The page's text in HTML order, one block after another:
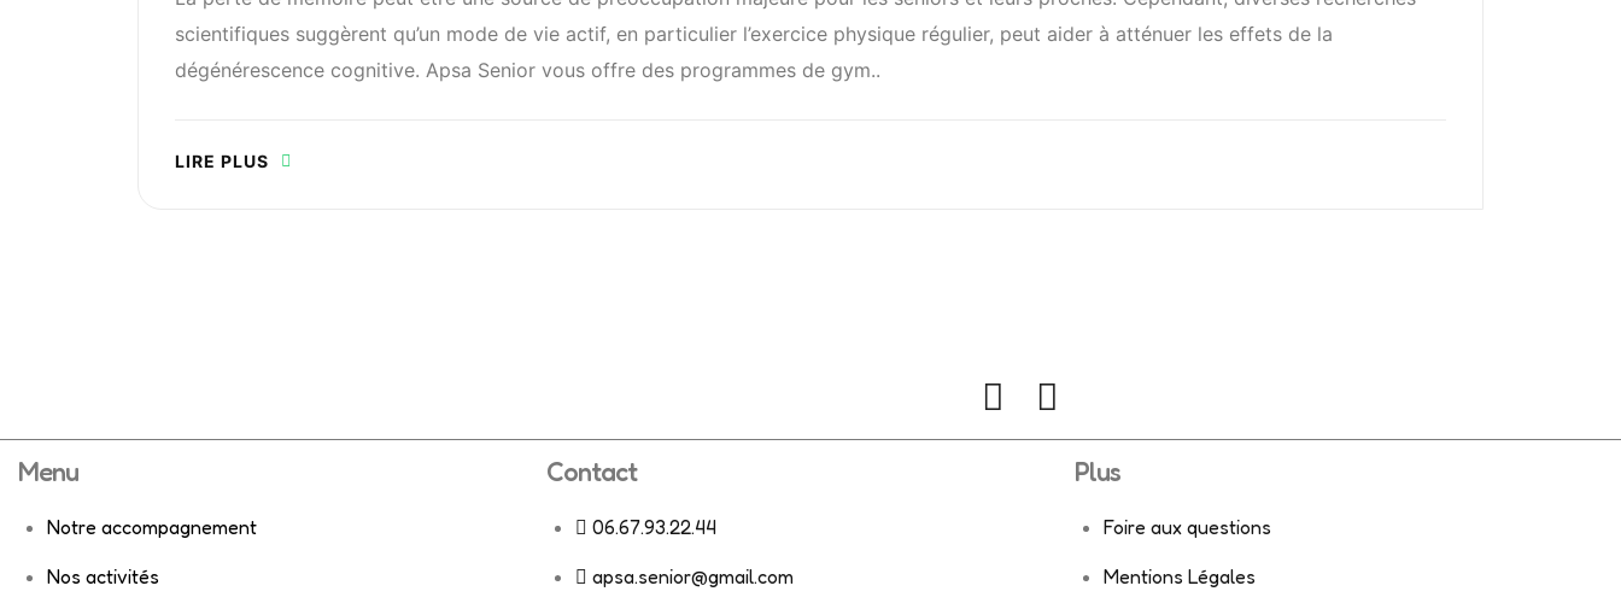
scientifiques suggèrent qu’un mode de vie actif, en particulier l’exercice physique régulier, peut aider à atténuer les effets de la
dégénérescence cognitive. Apsa Senior vous offre des programmes de gym..
LIRE PLUS
Menu
Notre accompagnement
Nos activités
Contact
06.67.93.22.44
apsa.senior@gmail.com
Plus
Foire aux questions
Mentions Légales